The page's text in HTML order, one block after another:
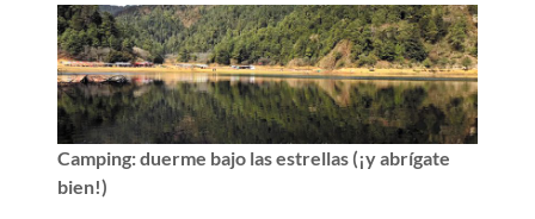
Camping: duerme bajo las estrellas (¡y abrígate
bien!)